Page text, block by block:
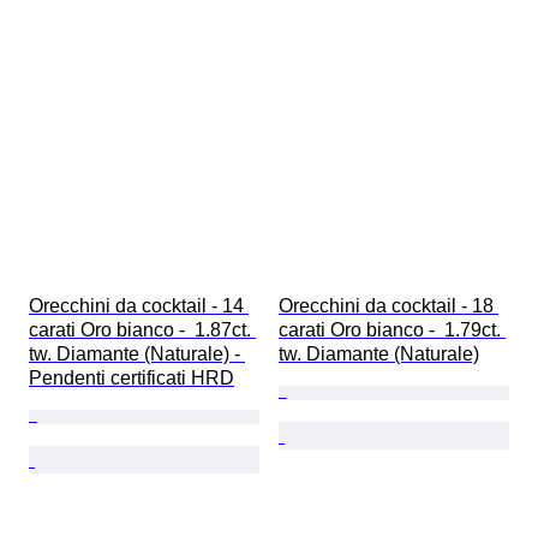
Orecchini da cocktail - 14
carati Oro bianco -  1.87ct.
tw. Diamante (Naturale) -
Pendenti certificati HRD
Orecchini da cocktail - 18
carati Oro bianco -  1.79ct.
tw. Diamante (Naturale)